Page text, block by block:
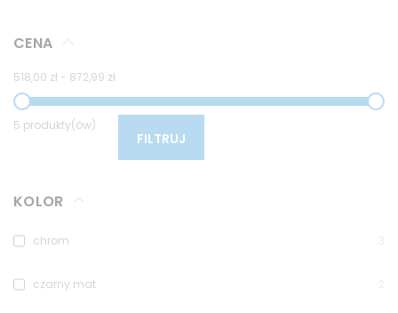
CENA
518,00 zł - 872,99 zł
5 produkty(ów)
FILTRUJ
KOLOR
chrom
czarny mat